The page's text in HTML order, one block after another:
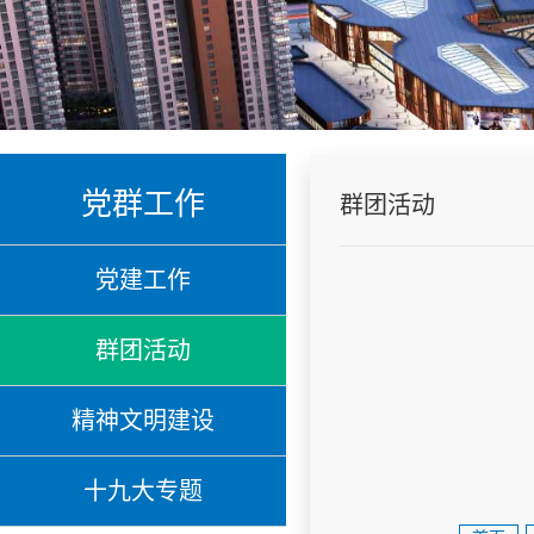
党群工作
党建工作
群团活动
精神文明建设
十九大专题
群团活动